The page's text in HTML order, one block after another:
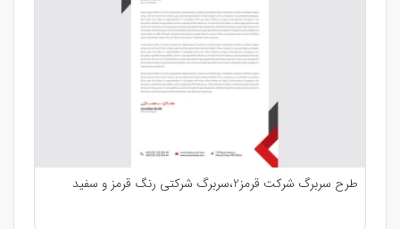
طرح سربرگ شرکت قرمز2،سربرگ شرکتی رنگ قرمز و سفید